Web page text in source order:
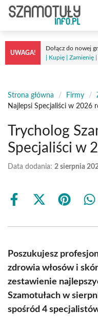
Przejdź
treści
UWAGA!
Dołącz do nowej
| Kupię | Zamienię
Strona główna / Firmy /
Najlepsi Specjaliści w 2026
Trycholog
Specjaliści w
Data dodania: 2 sierpnia
Share
Share
(Twitter)
Share
Poszukujesz
zdrowia włosów i
zestawienie
Szamotułach w
spośród 4